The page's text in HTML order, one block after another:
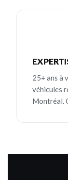
25+ ans à
véhicules
Montréal.